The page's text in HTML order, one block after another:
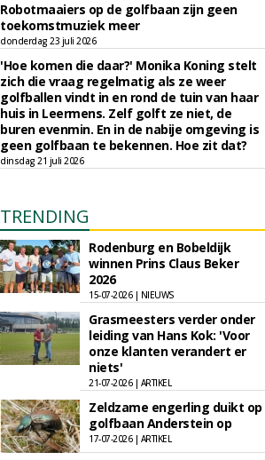
Robotmaaiers op de golfbaan zijn geen
toekomstmuziek meer
donderdag 23 juli 2026
'Hoe komen die daar?' Monika Koning stelt
zich die vraag regelmatig als ze weer
golfballen vindt in en rond de tuin van haar
huis in Leermens. Zelf golft ze niet, de
buren evenmin. En in de nabije omgeving is
geen golfbaan te bekennen. Hoe zit dat?
dinsdag 21 juli 2026
TRENDING
Rodenburg en Bobeldijk
winnen Prins Claus Beker
2026
15-07-2026 | NIEUWS
Grasmeesters verder onder
leiding van Hans Kok: 'Voor
onze klanten verandert er
niets'
21-07-2026 | ARTIKEL
Zeldzame engerling duikt op
golfbaan Anderstein op
17-07-2026 | ARTIKEL